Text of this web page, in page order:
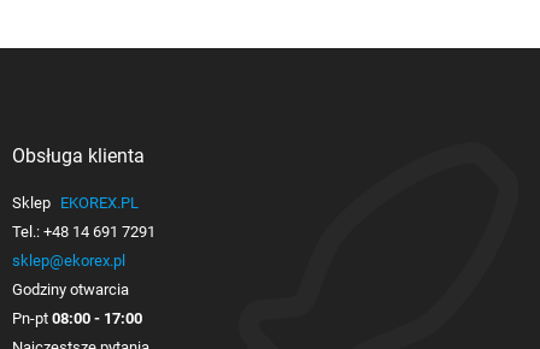
Obsługa klienta
Sklep EKOREX.PL
Tel.: +48 14 691 7291
sklep@ekorex.pl
Godziny otwarcia
Pn-pt 08:00 - 17:00